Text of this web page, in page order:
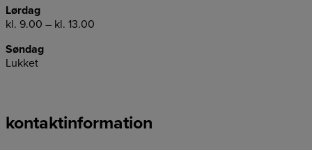
Lørdag
kl. 9.00 – kl. 13.00
Søndag
Lukket
kontaktinformation